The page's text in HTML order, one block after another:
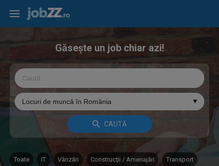
Găsește un job chiar azi!
Toate IT Vânzări Construcţii / Amenajări Transport